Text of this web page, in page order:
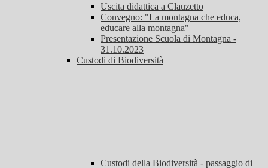
Uscita didattica a Clauzetto
Convegno: "La montagna che educa,
educare alla montagna"
Presentazione Scuola di Montagna -
31.10.2023
Custodi di Biodiversità
Custodi della Biodiversità - passaggio di